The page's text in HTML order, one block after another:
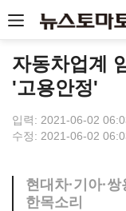
자동차업계
'고용안정'
입력: 2021-06-02
수정: 2021-06-02
현대차·기아·
한목소리